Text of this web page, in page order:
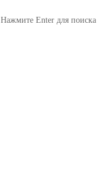
Нажмите Enter для поиска